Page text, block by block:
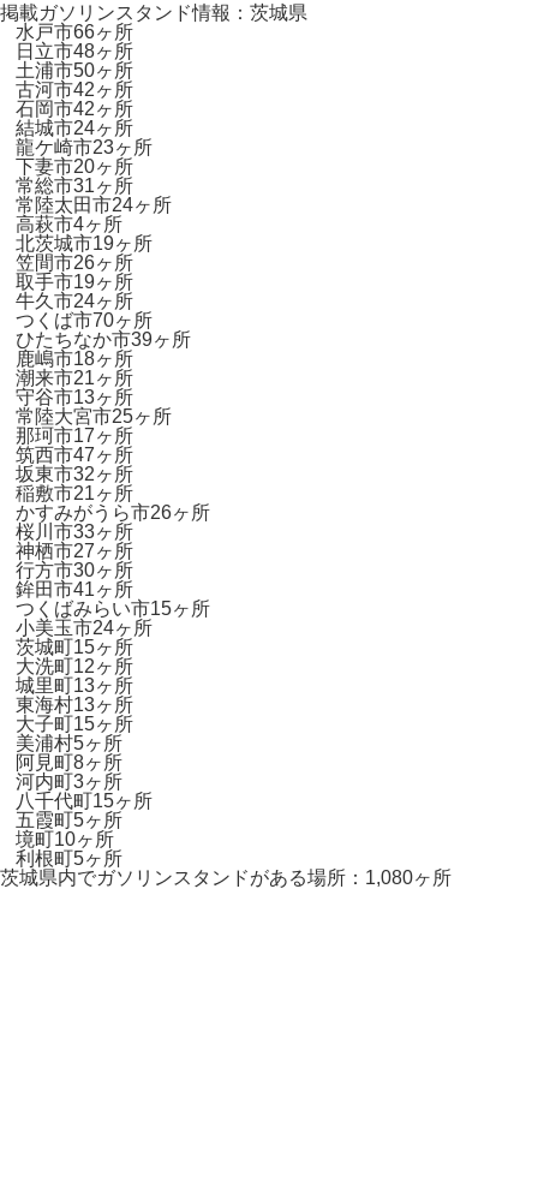
掲載ガソリンスタンド情報：茨城県
水戸市66ヶ所
日立市48ヶ所
土浦市50ヶ所
古河市42ヶ所
石岡市42ヶ所
結城市24ヶ所
龍ケ崎市23ヶ所
下妻市20ヶ所
常総市31ヶ所
常陸太田市24ヶ所
高萩市4ヶ所
北茨城市19ヶ所
笠間市26ヶ所
取手市19ヶ所
牛久市24ヶ所
つくば市70ヶ所
ひたちなか市39ヶ所
鹿嶋市18ヶ所
潮来市21ヶ所
守谷市13ヶ所
常陸大宮市25ヶ所
那珂市17ヶ所
筑西市47ヶ所
坂東市32ヶ所
稲敷市21ヶ所
かすみがうら市26ヶ所
桜川市33ヶ所
神栖市27ヶ所
行方市30ヶ所
鉾田市41ヶ所
つくばみらい市15ヶ所
小美玉市24ヶ所
茨城町15ヶ所
大洗町12ヶ所
城里町13ヶ所
東海村13ヶ所
大子町15ヶ所
美浦村5ヶ所
阿見町8ヶ所
河内町3ヶ所
八千代町15ヶ所
五霞町5ヶ所
境町10ヶ所
利根町5ヶ所
茨城県内でガソリンスタンドがある場所：1,080ヶ所